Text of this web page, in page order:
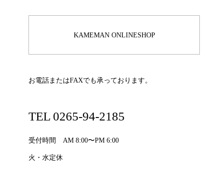
KAMEMAN ONLINESHOP
お電話またはFAXでも承っております。
TEL 0265-94-2185
受付時間 AM 8:00〜PM 6:00
火・水定休